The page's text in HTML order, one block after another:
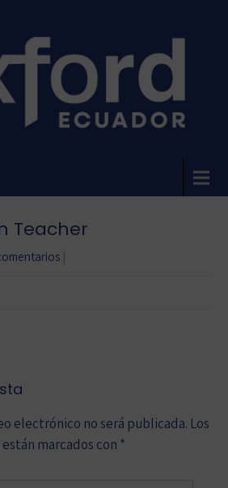
Teacher
|
electrónico no será publicada. Los
marcados con *